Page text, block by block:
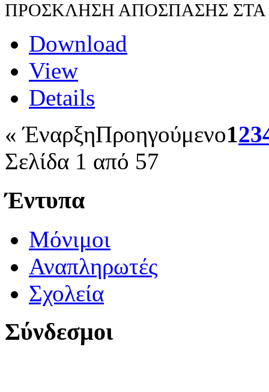
ΠΡΟΣΚΛΗΣΗ ΑΠΟΣΠΑΣΗΣ ΣΤΑ
Download
View
Details
«ΈναρξηΠροηγούμενο123
Σελίδα 1 από 57
Έντυπα
Μόνιμοι
Αναπληρωτές
Σχολεία
Σύνδεσμοι